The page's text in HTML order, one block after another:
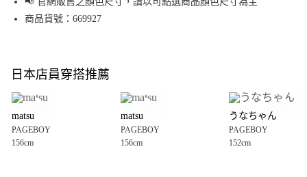
悠遊付
全盈+PAY
大哥付你分期
1.本服務由台灣大哥大提供，台灣大哥大用戶可立即使用無須另外申請。
2.付款方式選擇「大哥付你分期」，訂單成立後會自動跳轉到大哥付的交易
AFTEE先享後付
商品貨號：669927
日本店員穿搭推薦
matsu
PAGEBOY
156cm
matsu
PAGEBOY
156cm
うなちゃん
PAGEBOY
152cm